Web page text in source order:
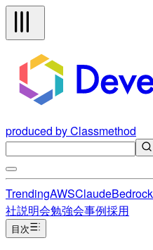
produced by Classmethod
TrendingAWSClaudeBedrock
社説明会勉強会事例採用
目次